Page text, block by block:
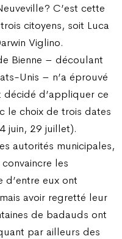
? C’est cette
citoyens, soit Luca
Viglino.
Bienne – découlant
Unis – n’a éprouvé
d’appliquer ce
le choix de trois dates
juin, 29 juillet).
autorités municipales,
les
d’entre eux ont
avoir regretté leur
de badauds ont
par ailleurs des